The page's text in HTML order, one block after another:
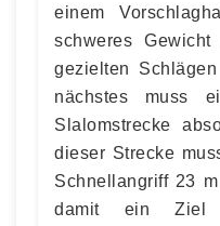
einem
schweres
gezielten
nächstes muss
Slalomstrecke
dieser Strecke
Schnellangriff 23
damit ein Ziel